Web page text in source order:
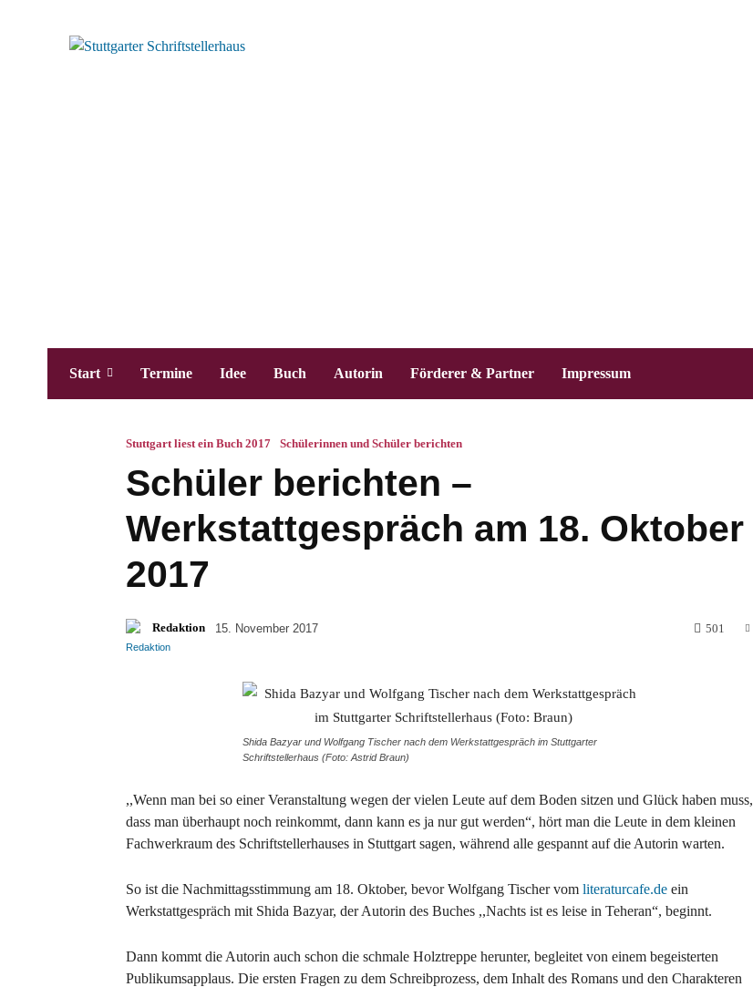
Start Termine Idee Buch Autorin Förderer & Partner Impressum
Stuttgart liest ein Buch 2017 Schülerinnen und Schüler berichten
Schüler berichten –
Werkstattgespräch am 18. Oktober
2017
Redaktion 15. November 2017 501
Shida Bazyar und Wolfgang Tischer nach dem Werkstattgespräch im Stuttgarter
Schriftstellerhaus (Foto: Astrid Braun)
,,Wenn man bei so einer Veranstaltung wegen der vielen Leute auf dem Boden sitzen und Glück haben muss,
dass man überhaupt noch reinkommt, dann kann es ja nur gut werden“, hört man die Leute in dem kleinen
Fachwerkraum des Schriftstellerhauses in Stuttgart sagen, während alle gespannt auf die Autorin warten.
So ist die Nachmittagsstimmung am 18. Oktober, bevor Wolfgang Tischer vom literaturcafe.de ein
Werkstattgespräch mit Shida Bazyar, der Autorin des Buches ,,Nachts ist es leise in Teheran“, beginnt.
Dann kommt die Autorin auch schon die schmale Holztreppe herunter, begleitet von einem begeisterten
Publikumsapplaus. Die ersten Fragen zu dem Schreibprozess, dem Inhalt des Romans und den Charakteren